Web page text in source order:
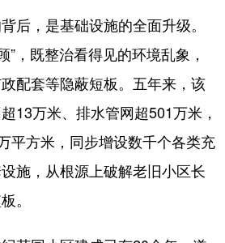
，是基础设施的全面升级。
”，既整治看得见的环境乱象，
配套等隐蔽短板。五年来，该
13万米、排水管网超501万米，
平方米，同步增设数千个各类充
施，从根源上破解老旧小区长
。